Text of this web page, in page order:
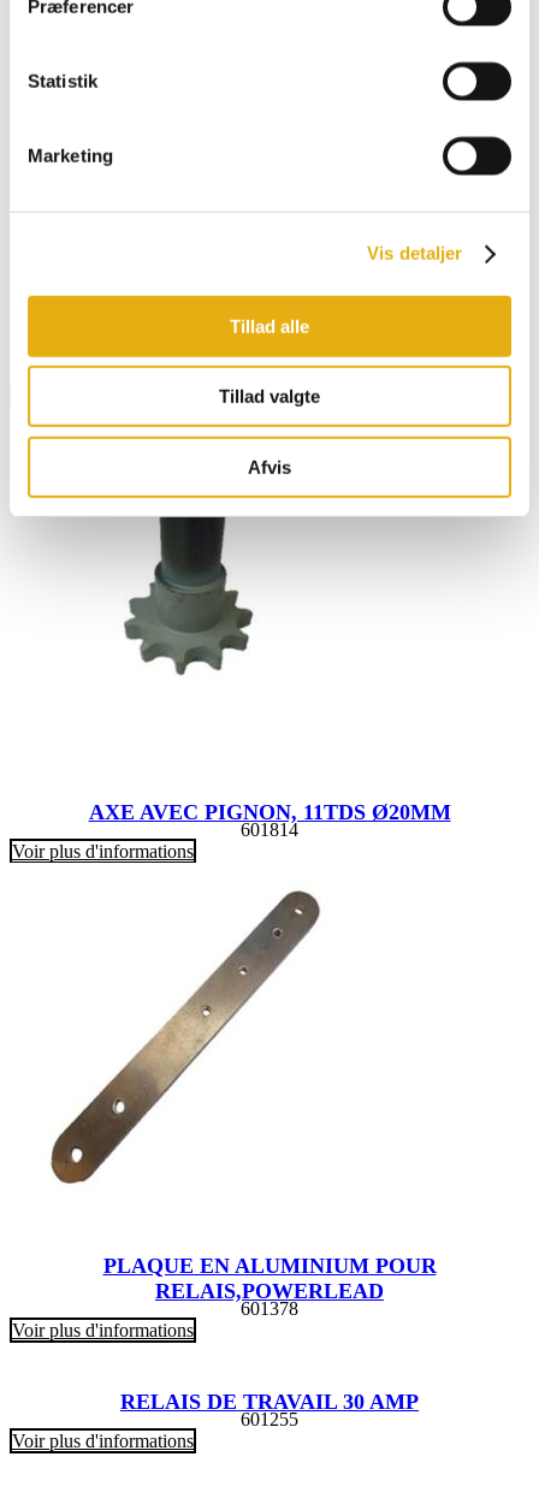
Præferencer
Statistik
Marketing
Vis detaljer
Tillad alle
Tillad valgte
Afvis
PRISE DE COURANT À 2 BROCHES AVEC
BORNES MÂLES
601416
AXE AVEC PIGNON, 11TDS Ø20MM
601814
Voir plus d'informations
PLAQUE EN ALUMINIUM POUR
RELAIS,POWERLEAD
601378
Voir plus d'informations
RELAIS DE TRAVAIL 30 AMP
601255
Voir plus d'informations